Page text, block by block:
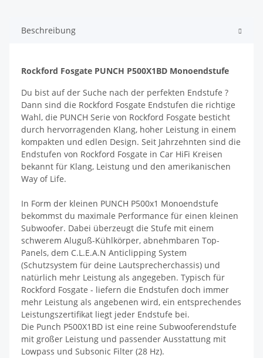
Beschreibung
Rockford Fosgate PUNCH P500X1BD Monoendstufe
Du bist auf der Suche nach der perfekten Endstufe ?
Dann sind die Rockford Fosgate Endstufen die richtige
Wahl, die PUNCH Serie von Rockford Fosgate besticht
durch hervorragenden Klang, hoher Leistung in einem
kompakten und edlen Design. Seit Jahrzehnten sind die
Endstufen von Rockford Fosgate in Car HiFi Kreisen
bekannt für Klang, Leistung und den amerikanischen
Way of Life.
In Form der kleinen PUNCH P500x1 Monoendstufe
bekommst du maximale Performance für einen kleinen
Subwoofer. Dabei überzeugt die Stufe mit einem
schwerem Aluguß-Kühlkörper, abnehmbaren Top-
Panels, dem C.L.E.A.N Anticlipping System
(Schutzsystem für deine Lautsprecherchassis) und
natürlich mehr Leistung als angegeben. Typisch für
Rockford Fosgate - liefern die Endstufen doch immer
mehr Leistung als angebenen wird, ein entsprechendes
Leistungszertifikat liegt jeder Endstufe bei.
Die Punch P500X1BD ist eine reine Subwooferendstufe
mit großer Leistung und passender Ausstattung mit
Lowpass und Subsonic Filter (28 Hz).